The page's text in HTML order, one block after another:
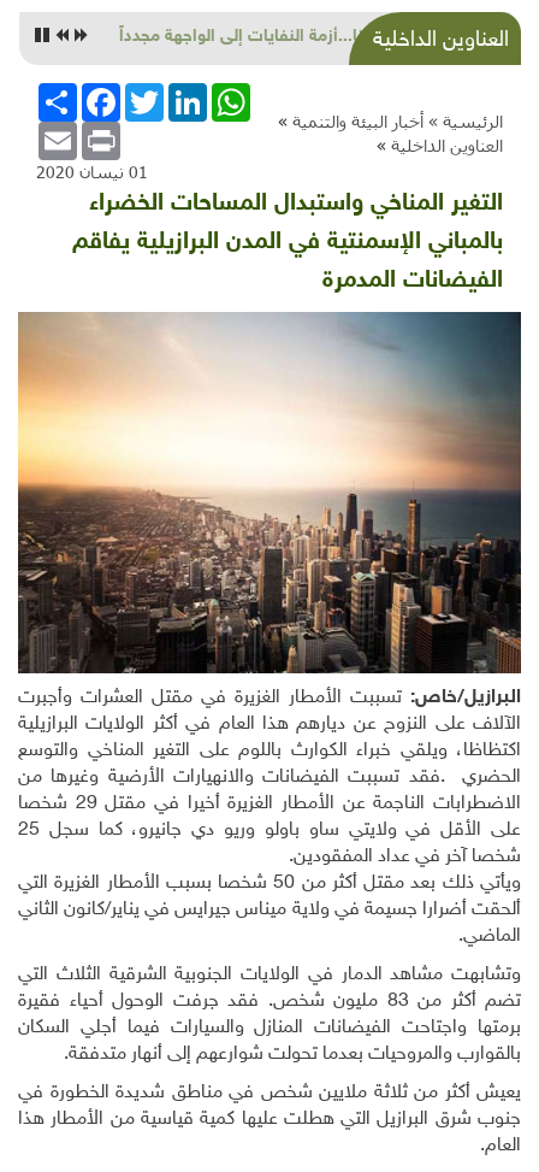
العناوين الداخليةشذرات بيئية وتنموية...كورونا
الرئيسية » أخبار البيئة والتنمية »
العناوين الداخلية »
انشر
FacebookTwitterLinkedInWhatsApp
Email Print
01 نيسان 2020
التغير المناخي واستبدال المساحات الخضراء
بالمباني الإسمنتية في المدن البرازيلية يفاقم
الفيضانات المدمرة
البرازيل/خاص: تسببت الأمطار الغزيرة في مقتل العشرات وأجبرت
الآلاف على النزوح عن ديارهم هذا العام في أكثر الولايات البرازيلية
اكتظاظا، ويلقي خبراء الكوارث باللوم على التغير المناخي والتوسع
الحضري .فقد تسببت الفيضانات والانهيارات الأرضية وغيرها من
الاضطرابات الناجمة عن الأمطار الغزيرة أخيرا في مقتل 29 شخصا
على الأقل في ولايتي ساو باولو وريو دي جانيرو، كما سجل 25
شخصا آخر في عداد المفقودين.
ويأتي ذلك بعد مقتل أكثر من 50 شخصا بسبب الأمطار الغزيرة التي
ألحقت أضرارا جسيمة في ولاية ميناس جيرايس في يناير/كانون الثاني
الماضي.
وتشابهت مشاهد الدمار في الولايات الجنوبية الشرقية الثلاث التي
تضم أكثر من 83 مليون شخص. فقد جرفت الوحول أحياء فقيرة
برمتها واجتاحت الفيضانات المنازل والسيارات فيما أجلي السكان
بالقوارب والمروحيات بعدما تحولت شوارعهم إلى أنهار متدفقة.
يعيش أكثر من ثلاثة ملايين شخص في مناطق شديدة الخطورة في
جنوب شرق البرازيل التي هطلت عليها كمية قياسية من الأمطار هذا
العام.